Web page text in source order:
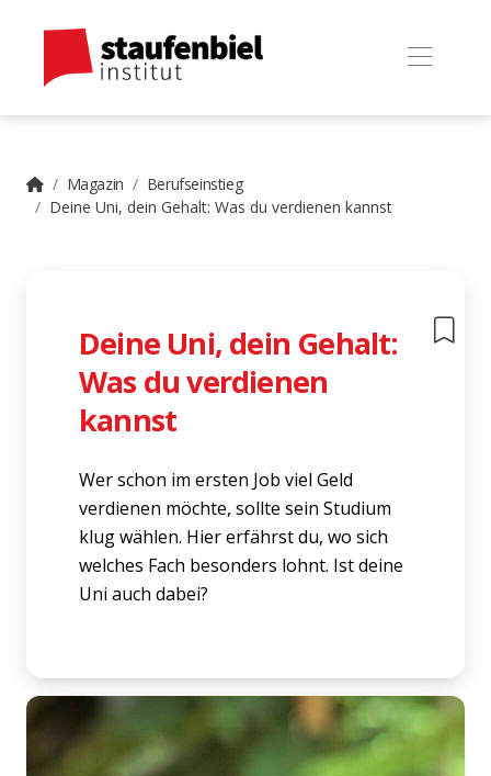
Magazin
Berufseinstieg
Deine Uni, dein Gehalt: Was du verdienen kannst
Deine Uni, dein Gehalt:
Was du verdienen
kannst
Wer schon im ersten Job viel Geld
verdienen möchte, sollte sein Studium
klug wählen. Hier erfährst du, wo sich
welches Fach besonders lohnt. Ist deine
Uni auch dabei?